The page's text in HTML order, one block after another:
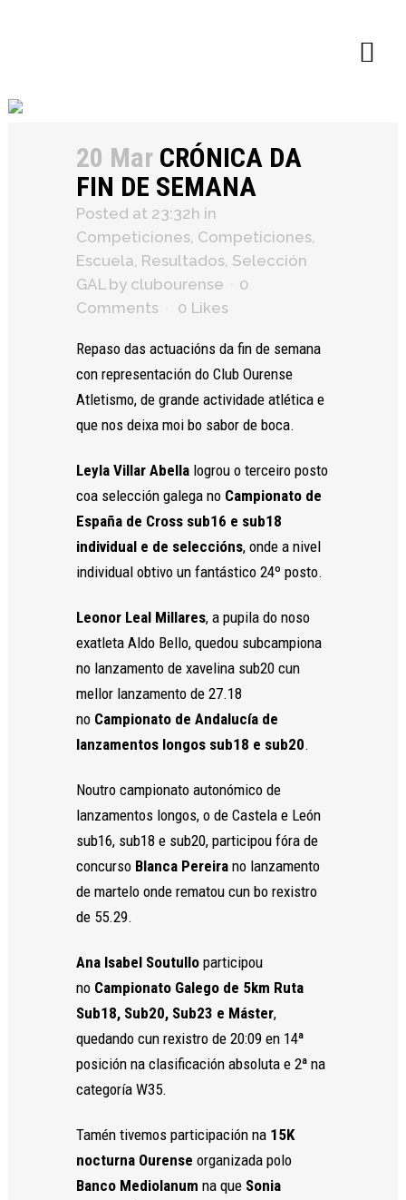
20 Mar CRÓNICA DA
FIN DE SEMANA
Posted at 23:32h in
Competiciones Competiciones
Escuela Resultados Selección
GAL by clubourense
0
Comments
0 Likes
Repaso das actuacións da fin de semana
con representación do Club Ourense
Atletismo, de grande actividade atlética e
que nos deixa moi bo sabor de boca.
Leyla Villar Abella logrou o terceiro posto
coa selección galega no Campionato de
España de Cross sub16 e sub18
individual e de seleccións, onde a nivel
individual obtivo un fantástico 24º posto.
Leonor Leal Millares, a pupila do noso
exatleta Aldo Bello, quedou subcampiona
no lanzamento de xavelina sub20 cun
mellor lanzamento de 27.18
no Campionato de Andalucía de
lanzamentos longos sub18 e sub20.
Noutro campionato autonómico de
lanzamentos longos, o de Castela e León
sub16, sub18 e sub20, participou fóra de
concurso Blanca Pereira no lanzamento
de martelo onde rematou cun bo rexistro
de 55.29.
Ana Isabel Soutullo participou
no Campionato Galego de 5km Ruta
Sub18, Sub20, Sub23 e Máster,
quedando cun rexistro de 20:09 en 14ª
posición na clasificación absoluta e 2ª na
categoría W35.
Tamén tivemos participación na 15K
nocturna Ourense organizada polo
Banco Mediolanum na que Sonia
Necesarias
cookies no
opcionales.
necesarias
para que
funcione la
Estadísticas
Para que
mejorar la
funcionalidad
y estructura
de la web, en
se usa la
Experiencia
Para que
nuestra web
funcione lo
mejor posible
durante tu
visita. Si
cookies,
funcionalidades
desaparecerán
de la web.